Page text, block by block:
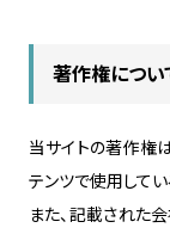
著作権につい
当サイトの著作権
テンツで使用して
また、記載された